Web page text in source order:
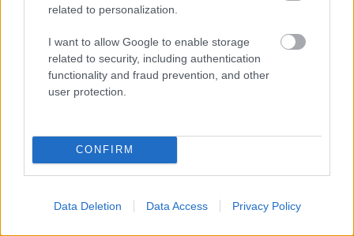
related to personalization.
I want to allow Google to enable storage
related to security, including authentication
functionality and fraud prevention, and other
user protection.
CONFIRM
Data Deletion Data Access Privacy Policy
Kāpēc kaķi tieši naktīs kā
traki skrien pa māju?
Beidzot izskaidrots šis
dīvainais mīluļa paradums